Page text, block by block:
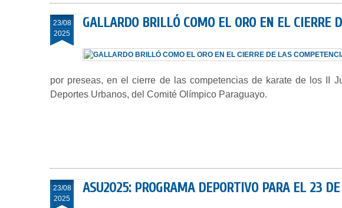
23/08
2025
GALLARDO BRILLÓ COMO EL ORO EN EL CIERRE
por preseas, en el cierre de las competencias de karate de los II
Deportes Urbanos, del Comité Olímpico Paraguayo.
23/08
2025
ASU2025: PROGRAMA DEPORTIVO PARA EL 23 DE